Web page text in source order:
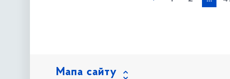
Мапа сайту